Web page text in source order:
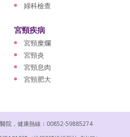
婦科檢查
宮頸疾病
宮頸糜爛
宮頸炎
宮頸息肉
宮頸肥大
院，健康熱線：00852-59885274